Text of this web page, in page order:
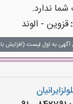
شما ندارد.
قزوین - الوند
آگهی به اول لیست (افزایش